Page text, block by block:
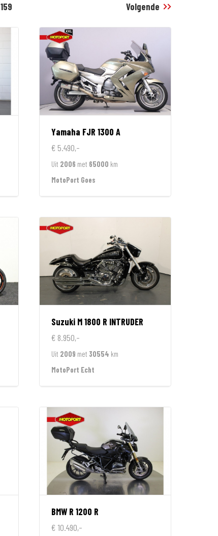
159 Volgende
Yamaha FJR 1300 A
€ 5.490,-
Uit 2006 met 65000 km
MotoPort Goes
Suzuki M 1800 R INTRUDER
€ 8.950,-
Uit 2009 met 30554 km
MotoPort Echt
BMW R 1200 R
€ 10.490,-